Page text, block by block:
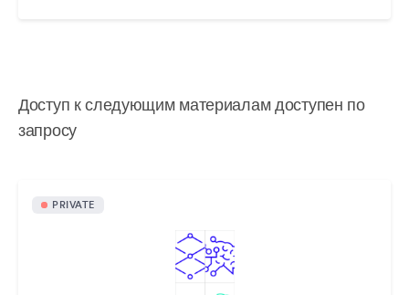
Доступ к следующим материалам доступен по
запросу
PRIVATE